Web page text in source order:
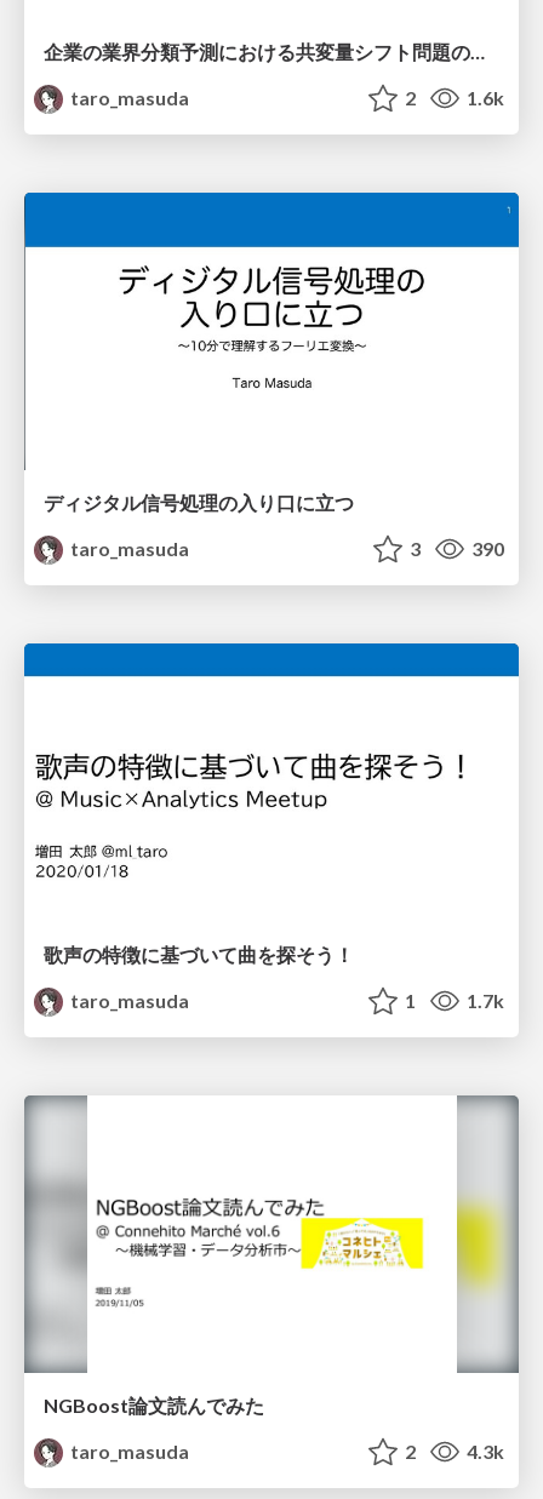
企業の業界分類予測における共変量シフト問題の抑制
taro_masuda
2 1.6k
ディジタル信号処理の入り口に立つ
taro_masuda
3 390
歌声の特徴に基づいて曲を探そう！
taro_masuda
1 1.7k
NGBoost論文読んでみた
taro_masuda
2 4.3k